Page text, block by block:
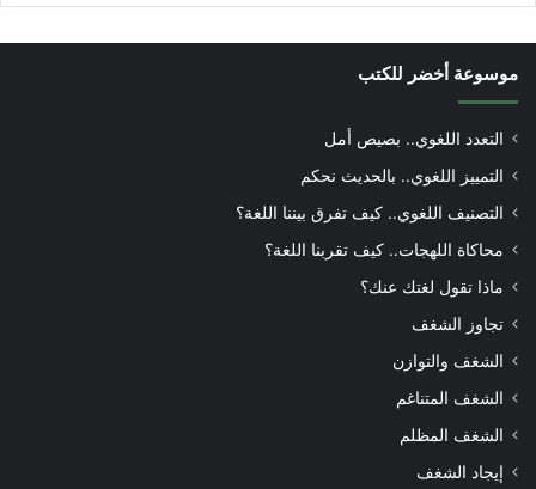
موسوعة أخضر للكتب
التعدد اللغوي.. بصيص أمل
التمييز اللغوي.. بالحديث نحكم
التصنيف اللغوي.. كيف تفرق بيننا اللغة؟
محاكاة اللهجات.. كيف تقربنا اللغة؟
ماذا تقول لغتك عنك؟
تجاوز الشغف
الشغف والتوازن
الشغف المتناغم
الشغف المظلم
إيجاد الشغف